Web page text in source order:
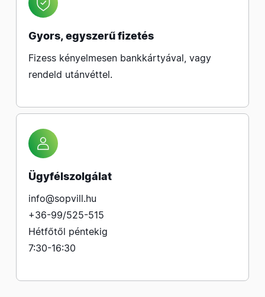
Gyors, egyszerű fizetés
Fizess kényelmesen bankkártyával, vagy
rendeld utánvéttel.
Ügyfélszolgálat
info@sopvill.hu
+36-99/525-515
Hétfőtől péntekig
7:30-16:30